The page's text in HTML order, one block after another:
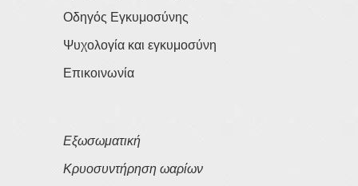
Οδηγός Εγκυμοσύνης
Ψυχολογία και εγκυμοσύνη
Επικοινωνία
Εξωσωματική
Κρυοσυντήρηση ωαρίων